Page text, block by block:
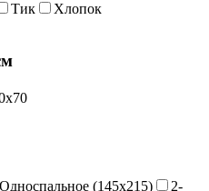
Тик
Хлопок
Односпальное (145х215)
2-